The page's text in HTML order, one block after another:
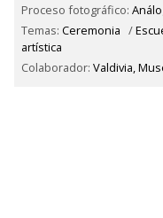
Proceso fotográfico:
Temas: Ceremonia /
artística
Colaborador: Valdivia,